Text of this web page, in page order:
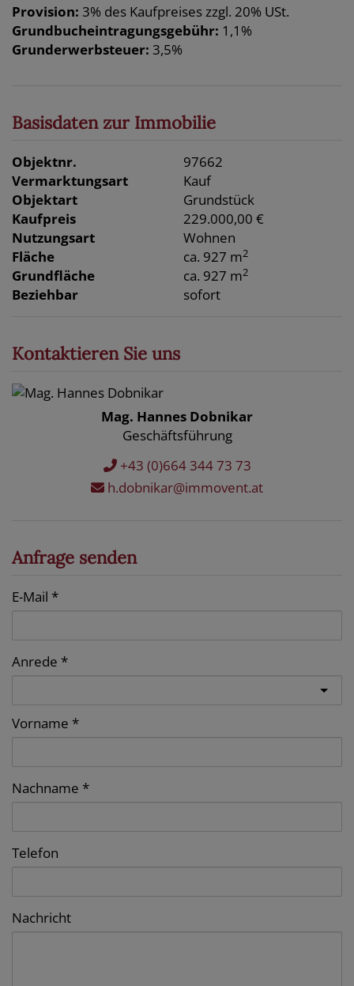
Provision: 3% des Kaufpreises zzgl. 20% USt.
Grundbucheintragungsgebühr: 1,1%
Grunderwerbsteuer: 3,5%
Basisdaten zur Immobilie
Objektnr.
97662
Vermarktungsart
Kauf
Objektart
Grundstück
Kaufpreis
229.000,00 €
Nutzungsart
Wohnen
Fläche
ca. 927 m2
Grundfläche ca. 927 m2
Beziehbar sofort
Kontaktieren Sie uns
Mag. Hannes Dobnikar
Geschäftsführung
+43 (0)664 344 73 73
h.dobnikar@immovent.at
Anfrage senden
E-Mail
Anrede
Vorname
Nachname
Telefon
Nachricht